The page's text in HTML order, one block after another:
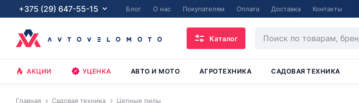
+375 (29) 647-55-15 Блог О нас Покупателям Оплата Доставка Контакты
Каталог
АКЦИИ УЦЕНКА АВТО И МОТО АГРОТЕХНИКА САДОВАЯ ТЕХНИКА
Главная Садовая техника Цепные пилы